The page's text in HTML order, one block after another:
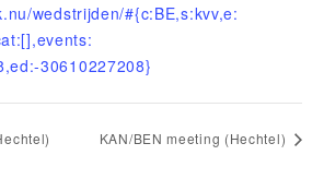
wedstrijden/#{c:BE,s:kvv,e:
30610227208}
KAN/BEN meeting (Hechtel)